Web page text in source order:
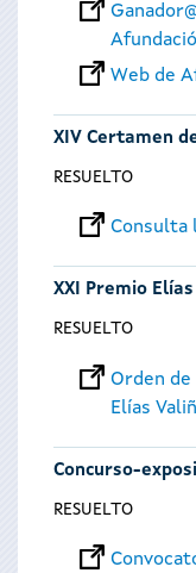
Web de
XIV Certamen
RESUELTO
Consulta
XXI Premio
RESUELTO
Orden de
Elías
Concurso-
RESUELTO